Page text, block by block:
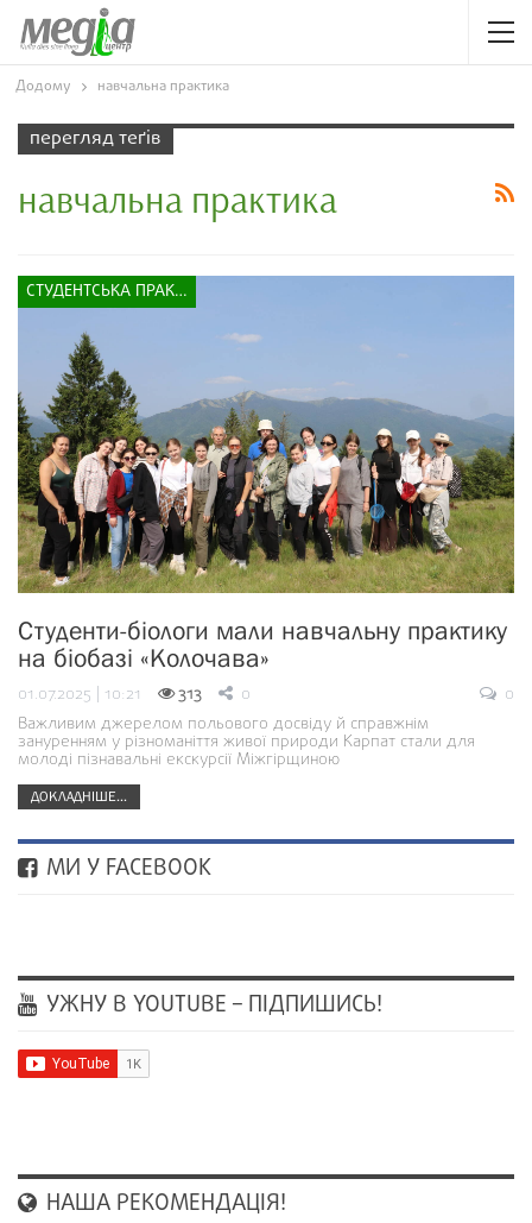
Додому навчальна практика
перегляд теґів
навчальна практика
СТУДЕНТСЬКА ПРАКТИКА
Студенти-біологи мали навчальну практику
на біобазі «Колочава»
01.07.2025 | 10:21 313 0
0
Важливим джерелом польового досвіду й справжнім
зануренням у різноманіття живої природи Карпат стали для
молоді пізнавальні екскурсії Міжгірщиною
ДОКЛАДНІШЕ...
МИ У FACEBOOK
УЖНУ В YOUTUBE – ПІДПИШИСЬ!
НАША РЕКОМЕНДАЦІЯ!